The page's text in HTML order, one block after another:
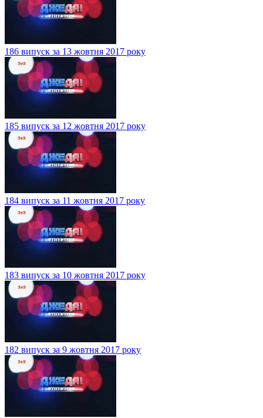
186 випуск за 13 жовтня 2017 року
185 випуск за 12 жовтня 2017 року
184 випуск за 11 жовтня 2017 року
183 випуск за 10 жовтня 2017 року
182 випуск за 9 жовтня 2017 року